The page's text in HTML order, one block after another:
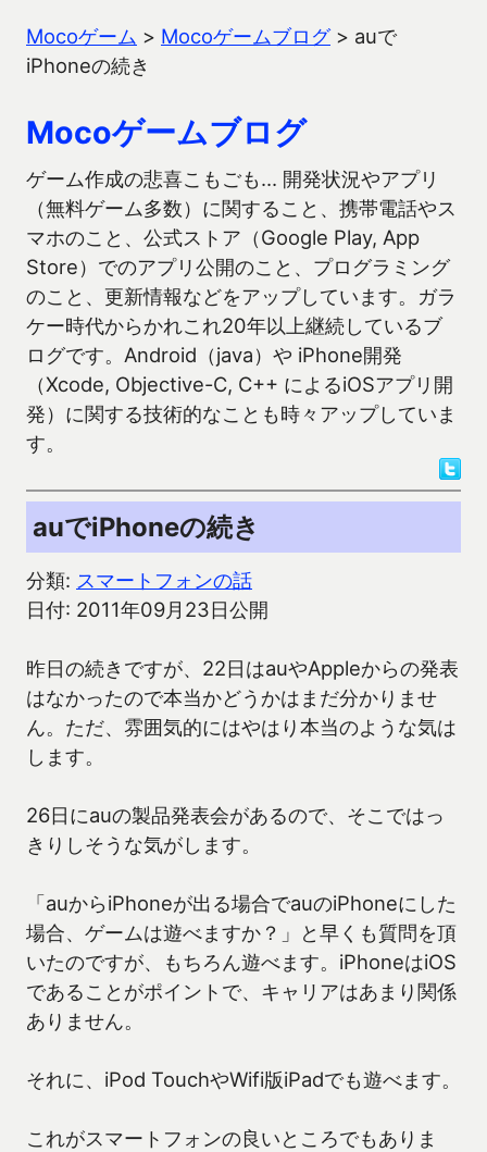
Mocoゲーム > Mocoゲームブログ> auで
iPhoneの続き
Mocoゲームブログ
ゲーム作成の悲喜こもごも… 開発状況やアプリ
（無料ゲーム多数）に関すること、携帯電話やス
マホのこと、公式ストア（Google Play, App
Store）でのアプリ公開のこと、プログラミング
のこと、更新情報などをアップしています。ガラ
ケー時代からかれこれ20年以上継続しているブ
ログです。Android（java）や iPhone開発
（Xcode, Objective-C, C++ によるiOSアプリ開
発）に関する技術的なことも時々アップしていま
す。
auでiPhoneの続き
分類: スマートフォンの話
日付: 2011年09月23日公開
昨日の続きですが、22日はauやAppleからの発表
はなかったので本当かどうかはまだ分かりませ
ん。ただ、雰囲気的にはやはり本当のような気は
します。
26日にauの製品発表会があるので、そこではっ
きりしそうな気がします。
「auからiPhoneが出る場合でauのiPhoneにした
場合、ゲームは遊べますか？」と早くも質問を頂
いたのですが、もちろん遊べます。iPhoneはiOS
であることがポイントで、キャリアはあまり関係
ありません。
それに、iPod TouchやWifi版iPadでも遊べます。
これがスマートフォンの良いところでもありま